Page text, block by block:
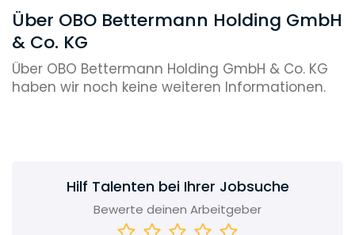
Über OBO Bettermann Holding GmbH
& Co. KG
Über OBO Bettermann Holding GmbH & Co. KG
haben wir noch keine weiteren Informationen.
Hilf Talenten bei Ihrer Jobsuche
Bewerte deinen Arbeitgeber